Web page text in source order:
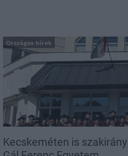
Országos hírek
Kecskeméten is